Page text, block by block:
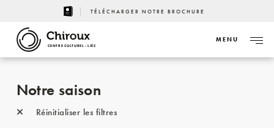
TÉLÉCHARGER NOTRE BROCHURE
CENTRE CULTUREL - LIÈGE
MENU
Notre saison
Réinitialiser les filtres